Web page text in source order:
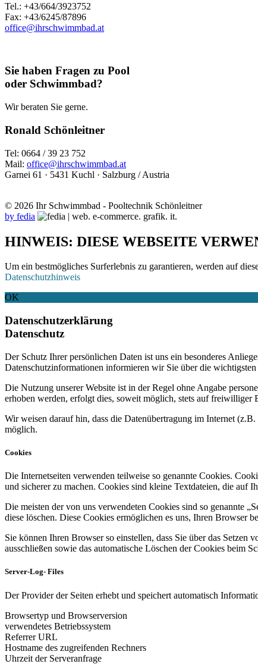
Tel.: +43/664/3923752
Fax: +43/6245/87896
office@ihrschwimmbad.at
Sie haben Fragen zu Pool
oder Schwimmbad?
Wir beraten Sie gerne.
Ronald Schönleitner
Tel: 0664 / 39 23 752
Mail: office@ihrschwimmbad.at
Garnei 61 · 5431 Kuchl · Salzburg / Austria
© 2026 Ihr Schwimmbad - Pooltechnik Schönleitner
by fedia
HINWEIS: DIESE WEBSEITE
Um ein bestmögliches Surferlebnis zu garantieren, werden auf
Datenschutzhinweis
OK
Datenschutzerklärung
Datenschutz
Der Schutz Ihrer persönlichen Daten ist uns ein besonderes
Datenschutzinformationen informieren wir Sie über die
Die Nutzung unserer Website ist in der Regel ohne Angabe
erhoben werden, erfolgt dies, soweit möglich, stets auf freiwilliger
Wir weisen darauf hin, dass die Datenübertragung im Internet
möglich.
Cookies
Die Internetseiten verwenden teilweise so genannte Cookies.
und sicherer zu machen. Cookies sind kleine Textdateien, die auf
Die meisten der von uns verwendeten Cookies sind so genannte
diese löschen. Diese Cookies ermöglichen es uns, Ihren Browser
Sie können Ihren Browser so einstellen, dass Sie über das
ausschließen sowie das automatische Löschen der Cookies beim
Server-Log- Files
Der Provider der Seiten erhebt und speichert automatisch
Browsertyp und Browserversion
verwendetes Betriebssystem
Referrer URL
Hostname des zugreifenden Rechners
Uhrzeit der Serveranfrage